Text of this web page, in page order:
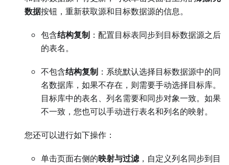
数据按钮，重新获取源和目标数据源的信息。
包含结构复制 ：配置目标表同步到目标数据源之后
的表名。
不包含结构复制 ：系统默认选择目标数据源中的同
名数据库，如果不存在，则需要手动选择目标库。
目标库中的表名、列名需要和同步对象一致。如果
不一致，您也可以手动进行表名和列名的映射。
您还可以进行如下操作：
单击页面右侧的映射与过滤，自定义列名同步到目